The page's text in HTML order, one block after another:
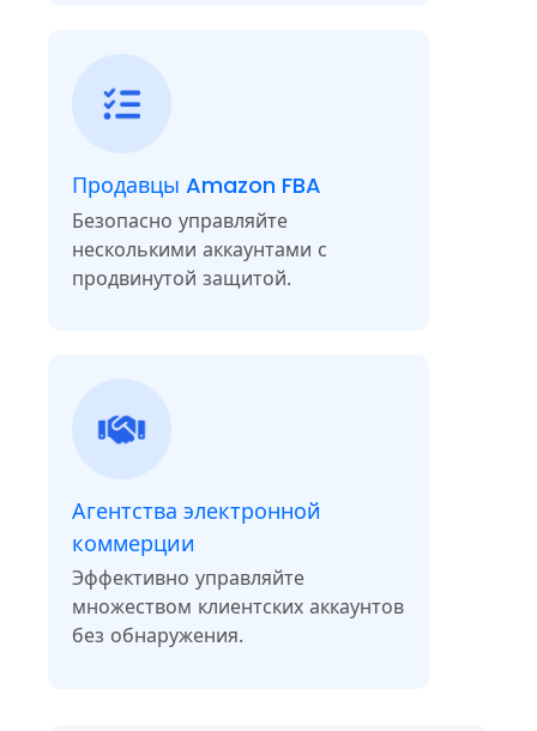
Продавцы Amazon FBA
Безопасно управляйте
несколькими аккаунтами с
продвинутой защитой.
Агентства электронной
коммерции
Эффективно управляйте
множеством клиентских аккаунтов
без обнаружения.